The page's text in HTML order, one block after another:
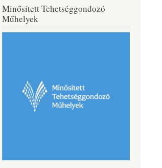
Minősített Tehetséggondozó
Műhelyek